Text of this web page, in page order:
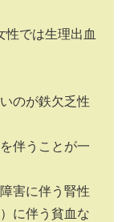
性では生理出血
のが鉄欠乏性
伴うことが一
害に伴う腎性
に伴う貧血な